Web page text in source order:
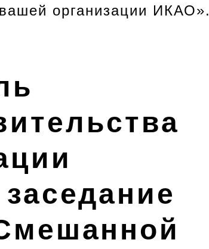
организации ИКАО».